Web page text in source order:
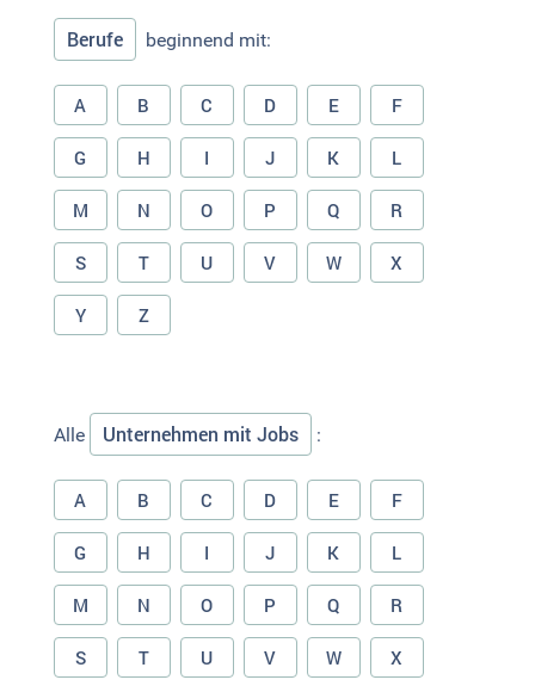
Berufe beginnend mit:
A B C D E F
G H I J K L
M N O P Q R
S T U V W X
Y Z
Alle Unternehmen mit Jobs :
A B C D E F
G H I J K L
M N O P Q R
S T U V W X